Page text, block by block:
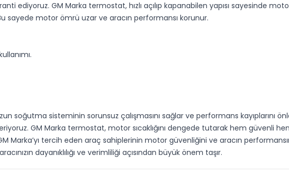
ediyoruz. GM Marka termostat, hızlı açılıp kapanabilen yapısı sayesinde
sayede motor ömrü uzar ve aracın performansı korunur.
soğutma sisteminin sorunsuz çalışmasını sağlar ve performans kayıplarını
GM Marka termostat, motor sıcaklığını dengede tutarak hem güvenli
Marka’yı tercih eden araç sahiplerinin motor güvenliğini ve aracın
dayanıklılığı ve verimliliği açısından büyük önem taşır.